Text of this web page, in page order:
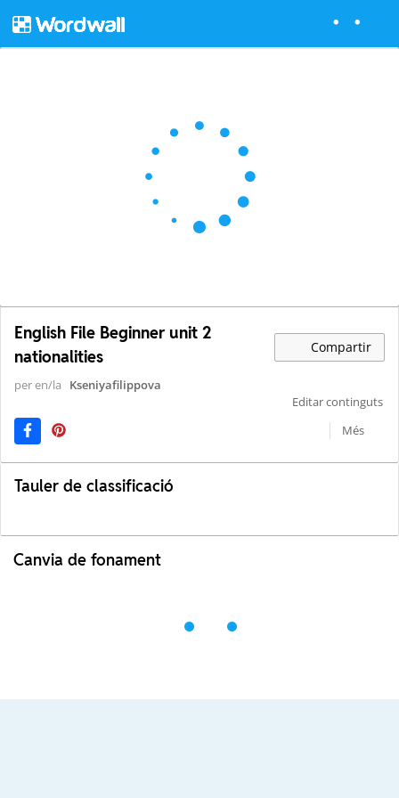
English File Beginner unit 2
nationalities
Compartir
per en/la
Kseniyafilippova
Editar continguts
Més
Tauler de classificació
Canvia de fonament